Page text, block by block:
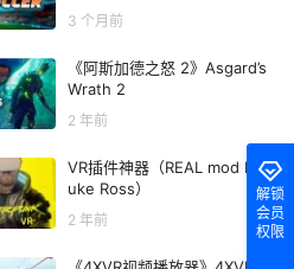
3 个月前
《阿斯加德之怒 2》Asgard’s
Wrath 2
2 年前
VR插件神器（REAL mod By L
uke Ross）
2 年前
解锁
会员
权限